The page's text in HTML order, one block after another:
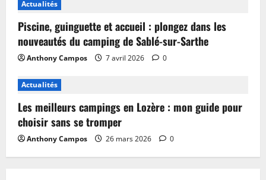
Actualités
Piscine, guinguette et accueil : plongez dans les
nouveautés du camping de Sablé-sur-Sarthe
Anthony Campos 7 avril 2026 0
Actualités
Les meilleurs campings en Lozère : mon guide pour
choisir sans se tromper
Anthony Campos 26 mars 2026 0